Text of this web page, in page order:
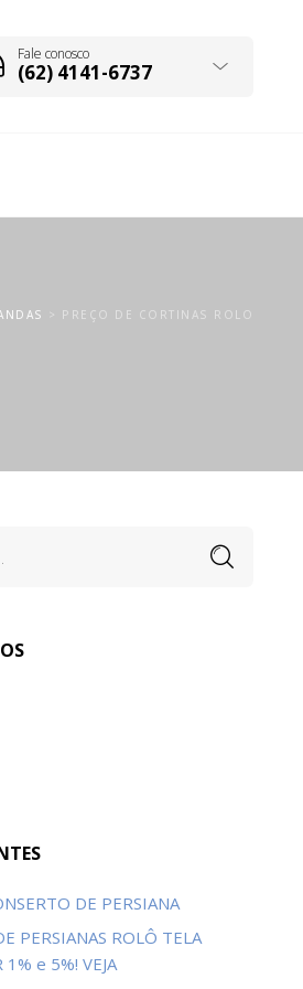
Fale conosco
(62) 4141-6737
> PREÇO DE CORTINAS ROLO
DE PERSIANA
PERSIANAS ROLÔ TELA
1% e 5%! VEJA